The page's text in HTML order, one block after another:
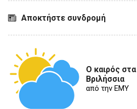
Αποκτήστε συνδρομή
Ο καιρός στα
Βριλήσσια
από την ΕΜΥ